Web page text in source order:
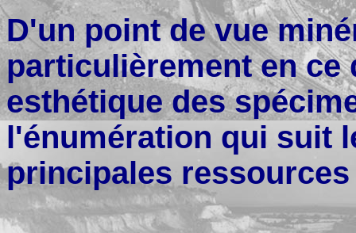
D'un point de vue
particulièrement en ce
esthétique des
l'énumération qui suit
principales